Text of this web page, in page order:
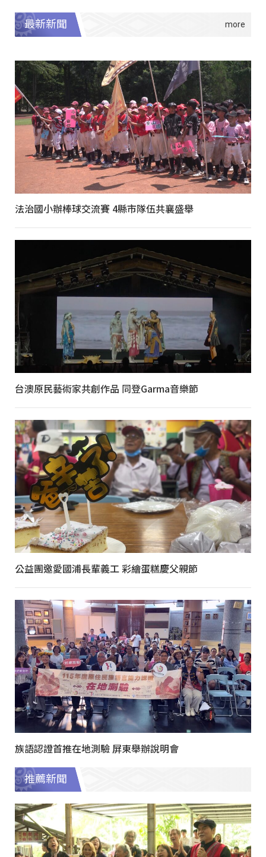
最新新聞
法治國小辦棒球交流賽 4縣市隊伍共襄盛舉
台澳原民藝術家共創作品 同登Garma音樂節
公益團邀愛國浦長輩義工 彩繪蛋糕慶父親節
族語認證首推在地測驗 屏東舉辦說明會
推薦新聞